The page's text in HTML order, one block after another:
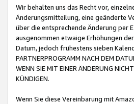
Wir behalten uns das Recht vor,
Änderungsmitteilung, eine geänderte
über die entsprechende Änderung per
ausgenommen etwaige Erhöhungen
Datum, jedoch frühestens sieben
PARTNERPROGRAMM NACH DEM
WENN SIE MIT EINER ÄNDERUNG
KÜNDIGEN.
Wenn Sie diese Vereinbarung mit